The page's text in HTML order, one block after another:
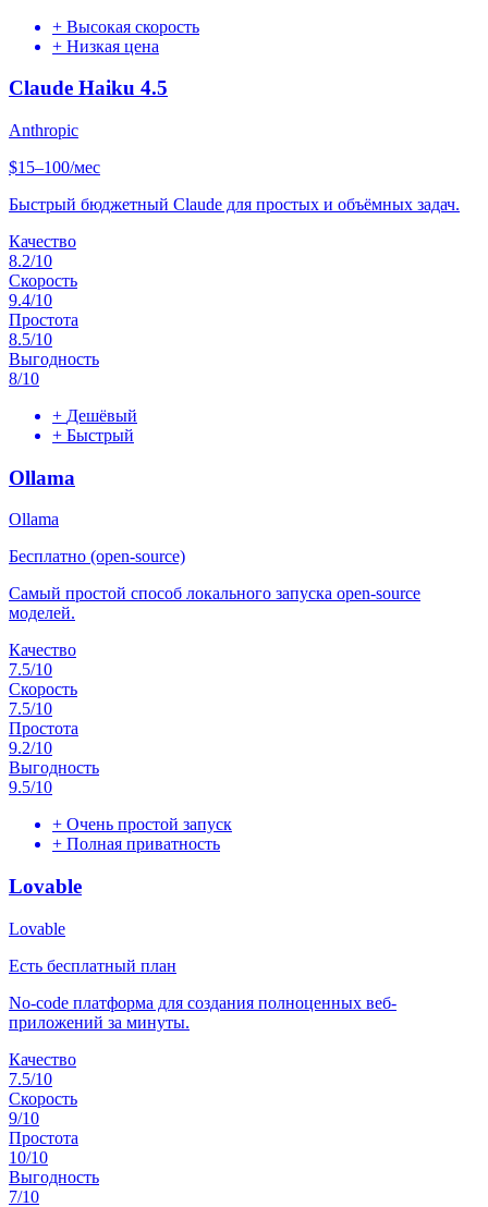
+ Высокая скорость
+ Низкая цена
Claude Haiku 4.5
Anthropic
$15–100/мес
Быстрый бюджетный Claude для простых и объёмных задач.
Качество
8.2/10
Скорость
9.4/10
Простота
8.5/10
Выгодность
8/10
+ Дешёвый
+ Быстрый
Ollama
Ollama
Бесплатно (open-source)
Самый простой способ локального запуска open-source
моделей.
Качество
7.5/10
Скорость
7.5/10
Простота
9.2/10
Выгодность
9.5/10
+ Очень простой запуск
+ Полная приватность
Lovable
Lovable
Есть бесплатный план
No-code платформа для создания полноценных веб-
приложений за минуты.
Качество
7.5/10
Скорость
9/10
Простота
10/10
Выгодность
7/10